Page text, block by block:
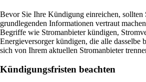
Bevor Sie Ihre Kündigung einreichen, sollten
grundlegenden Informationen vertraut
Begriffe wie Stromanbieter kündigen,
Energieversorger kündigen, die alle dasselbe
sich von Ihrem aktuellen Stromanbieter
Kündigungsfristen beachten